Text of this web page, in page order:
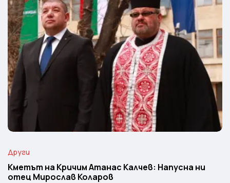
Други
Кметът на Кричим Атанас Калчев: Напусна ни
отец Мирослав Коларов